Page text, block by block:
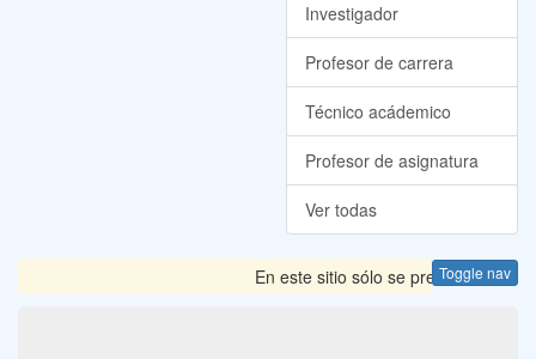
Investigador
Profesor de carrera
Técnico acádemico
Profesor de asignatura
Ver todas
Toggle nav
En este sitio sólo se presentan las